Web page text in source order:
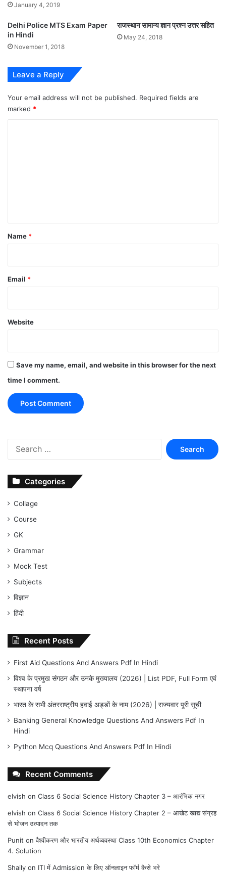
January 4, 2019
Delhi Police MTS Exam Paper
in Hindi
November 1, 2018
राजस्थान सामान्य ज्ञान प्रश्न उत्तर सहित
May 24, 2018
Leave a Reply
Your email address will not be published. Required fields are
marked *
*
Name *
Email *
Website
Save my name, email, and website in this browser for the next
time I comment.
Search
for:
Categories
Collage
Course
GK
Grammar
Mock Test
Subjects
विज्ञान
हिंदी
Recent Posts
First Aid Questions And Answers Pdf In Hindi
विश्व के प्रमुख संगठन और उनके मुख्यालय (2026) | List PDF, Full Form एवं
स्थापना वर्ष
भारत के सभी अंतरराष्ट्रीय हवाई अड्डों के नाम (2026) | राज्यवार पूरी सूची
Banking General Knowledge Questions And Answers Pdf In
Hindi
Python Mcq Questions And Answers Pdf In Hindi
Recent Comments
elvish on Class 6 Social Science History Chapter 3 – आरंभिक नगर
elvish on Class 6 Social Science History Chapter 2 – आखेट खाद्य संग्रह
से भोजन उत्पादन तक
Punit onवैश्वीकरण और भारतीय अर्थव्यवस्था Class 10th Economics Chapter
4. Solution
Shaily on ITI में Admission के लिए ऑनलाइन फॉर्म कैसे भरे